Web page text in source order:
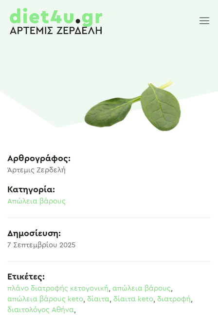
Αρθρογράφος:
Άρτεμις Ζερδελή
Κατηγορία:
Απώλεια βάρους
Δημοσίευση:
7 Σεπτεμβρίου 2025
Ετικέτες:
πλάνο διατροφής κετογονική, απώλεια βάρους,
απώλεια βάρους keto, δίαιτα, δίαιτα keto, διατροφή,
διαιτολόγος Αθήνα,